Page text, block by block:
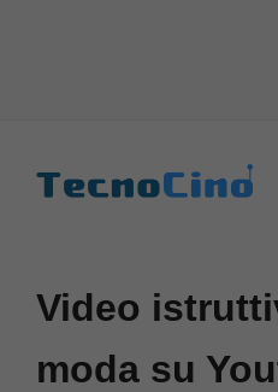
Video
moda su